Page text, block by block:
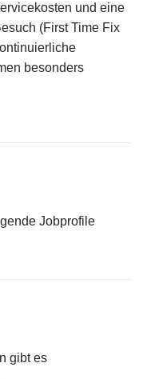
und eine
(First Time Fix
besonders
Jobprofile
gibt es